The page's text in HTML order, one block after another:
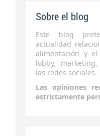
Sobre el blog
Este blog
actualidad
alimentación y
lobby,
las redes sociales.
Las opiniones
estrictamente